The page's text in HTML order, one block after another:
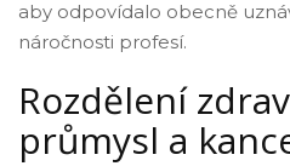
aby odpovídalo obecně
náročnosti profesí.
Rozdělení
průmysl a